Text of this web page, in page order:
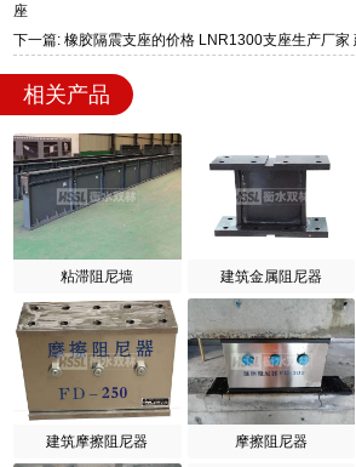
座
下一篇: 橡胶隔震支座的价格 LNR1300支座生产厂家
相关产品
粘滞阻尼墙 建筑金属阻尼器
建筑摩擦阻尼器 摩擦阻尼器